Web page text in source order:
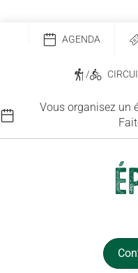
AGENDA
/
Vous organisez un